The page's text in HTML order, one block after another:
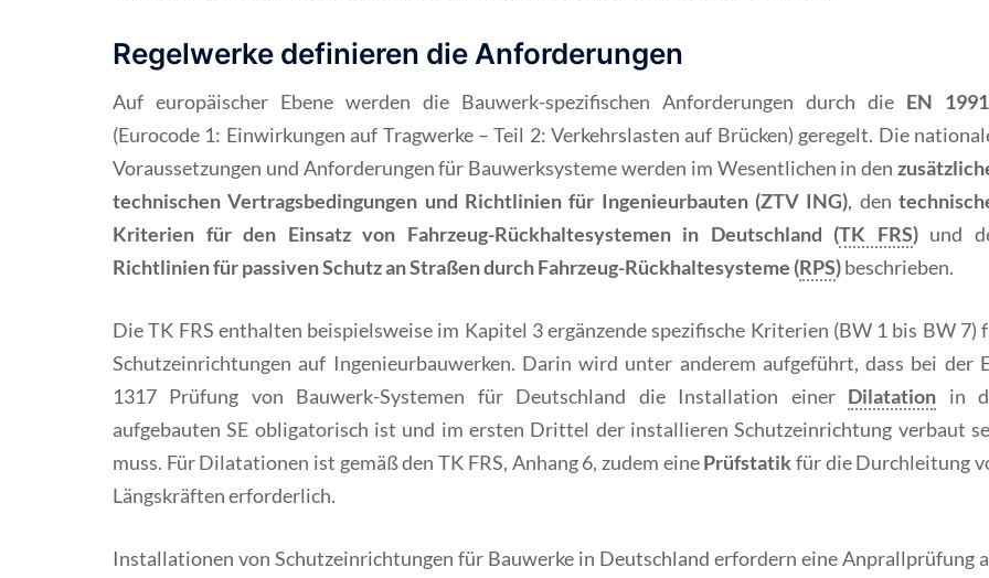
Regelwerke definieren die Anforderungen
Auf europäischer Ebene werden die Bauwerk-spezifischen Anforderungen durch die EN
(Eurocode 1: Einwirkungen auf Tragwerke – Teil 2: Verkehrslasten auf Brücken) geregelt. Die
Voraussetzungen und Anforderungen für Bauwerksysteme werden im Wesentlichen in den
technischen Vertragsbedingungen und Richtlinien für Ingenieurbauten (ZTV ING), den
Kriterien für den Einsatz von Fahrzeug-Rückhaltesystemen in Deutschland (TK FRS) und
Richtlinien für passiven Schutz an Straßen durch Fahrzeug-Rückhaltesysteme (RPS)beschrieben.
Die TK FRS enthalten beispielsweise im Kapitel 3 ergänzende spezifische Kriterien (BW 1 bis BW 7)
Schutzeinrichtungen auf Ingenieurbauwerken. Darin wird unter anderem aufgeführt, dass bei der
1317 Prüfung von Bauwerk-Systemen für Deutschland die Installation einer Dilatation in
aufgebauten SE obligatorisch ist und im ersten Drittel der installieren Schutzeinrichtung verbaut
muss. Für Dilatationen ist gemäß den TK FRS, Anhang 6, zudem einePrüfstatikfür die Durchleitung
Längskräften erforderlich.
Installationen von Schutzeinrichtungen für Bauwerke in Deutschland erfordern eine Anprallprüfung